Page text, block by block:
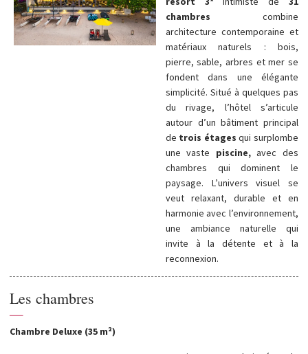
chambres combine
architecture contemporaine et
matériaux naturels : bois,
pierre, sable, arbres et mer se
fondent dans une élégante
simplicité. Situé à quelques pas
du rivage, l’hôtel s’articule
autour d’un bâtiment principal
de trois étages qui surplombe
une vaste piscine,avec des
chambres qui dominent le
paysage. L’univers visuel se
veut relaxant, durable et en
harmonie avec l’environnement,
une ambiance naturelle qui
invite à la détente et à la
reconnexion.
Les chambres
—
Chambre Deluxe (35 m²)